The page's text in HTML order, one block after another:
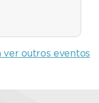
ver outros eventos